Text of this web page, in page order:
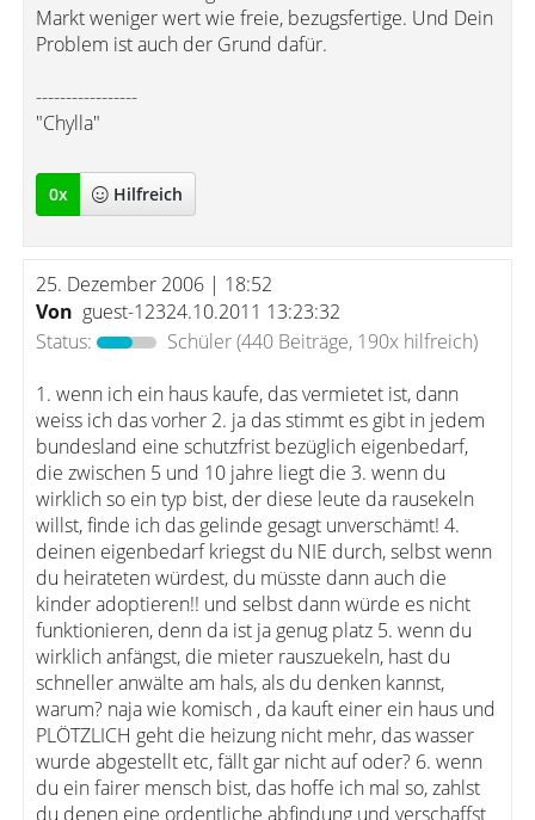
Markt weniger wert wie freie, bezugsfertige. Und Dein
Problem ist auch der Grund dafür.
-----------------
"Chylla"
0x Hilfreich
25. Dezember 2006 | 18:52
Von guest-12324.10.2011 13:23:32
Status:
Schüler(440 Beiträge, 190x hilfreich)
1. wenn ich ein haus kaufe, das vermietet ist, dann
weiss ich das vorher 2. ja das stimmt es gibt in jedem
bundesland eine schutzfrist bezüglich eigenbedarf,
die zwischen 5 und 10 jahre liegt die 3. wenn du
wirklich so ein typ bist, der diese leute da rausekeln
willst, finde ich das gelinde gesagt unverschämt! 4.
deinen eigenbedarf kriegst du NIE durch, selbst wenn
du heirateten würdest, du müsste dann auch die
kinder adoptieren!! und selbst dann würde es nicht
funktionieren, denn da ist ja genug platz 5. wenn du
wirklich anfängst, die mieter rauszuekeln, hast du
schneller anwälte am hals, als du denken kannst,
warum? naja wie komisch , da kauft einer ein haus und
PLÖTZLICH geht die heizung nicht mehr, das wasser
wurde abgestellt etc, fällt gar nicht auf oder? 6. wenn
du ein fairer mensch bist, das hoffe ich mal so, zahlst
du denen eine ordentliche abfindung und verschaffst